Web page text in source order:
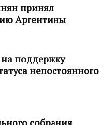
принял
Аргентины
на поддержку
непостоянного
собрания